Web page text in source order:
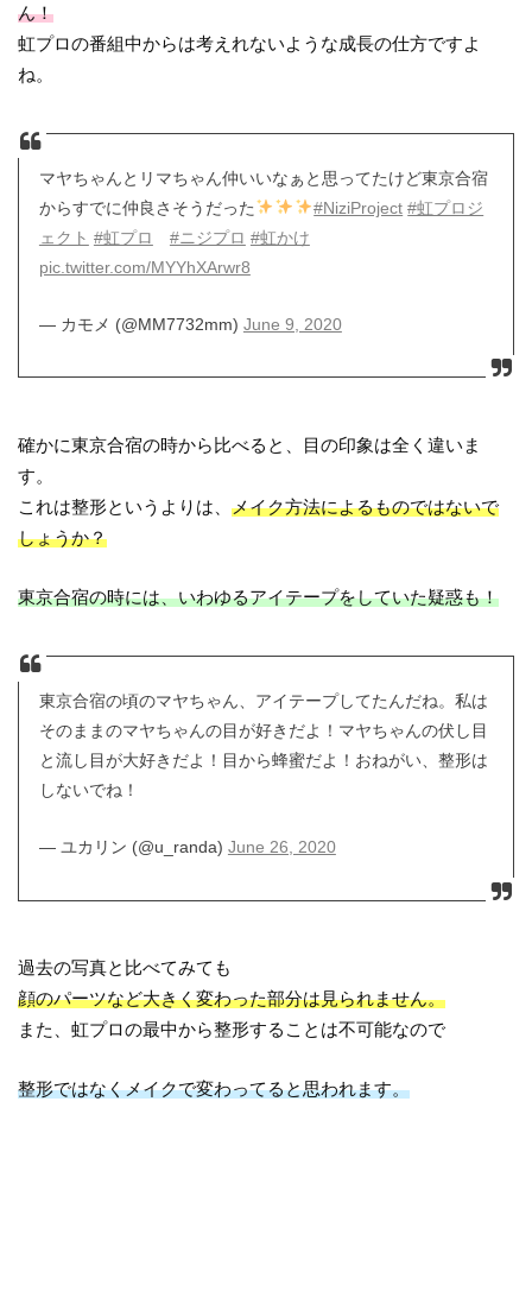
ん！
虹プロの番組中からは考えれないような成長の仕方ですよ
ね。
マヤちゃんとリマちゃん仲いいなぁと思ってたけど東京合宿
からすでに仲良さそうだった
#NiziProject #虹プロジ
ェクト #虹プロ #ニジプロ #虹かけ
pic.twitter.com/MYYhXArwr8
— カモメ (@MM7732mm) June 9, 2020
確かに東京合宿の時から比べると、目の印象は全く違いま
す。
これは整形というよりは、メイク方法によるものではないで
しょうか？
東京合宿の時には、いわゆるアイテープをしていた疑惑も！
東京合宿の頃のマヤちゃん、アイテープしてたんだね。私は
そのままのマヤちゃんの目が好きだよ！マヤちゃんの伏し目
と流し目が大好きだよ！目から蜂蜜だよ！おねがい、整形は
しないでね！
— ユカリン (@u_randa) June 26, 2020
過去の写真と比べてみても
顔のパーツなど大きく変わった部分は見られません。
また、虹プロの最中から整形することは不可能なので
整形ではなくメイクで変わってると思われます。